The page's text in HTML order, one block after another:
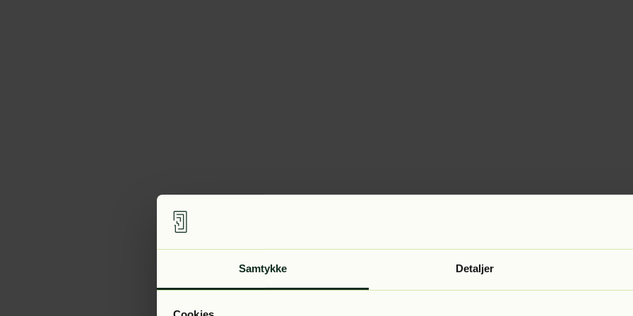
Samtykke Detaljer